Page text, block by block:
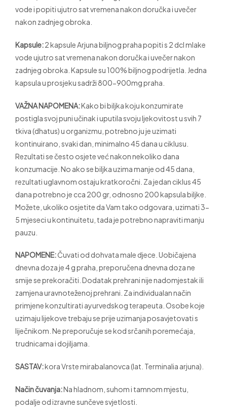
vode i popiti ujutro sat vremena nakon doručka i uvečer
nakon zadnjeg obroka.
Kapsule:2 kapsule Arjuna biljnog praha popiti s 2 dcl mlake
vode ujutro sat vremena nakon doručka i uvečer nakon
zadnjeg obroka. Kapsule su 100% biljnog podrijetla. Jedna
kapsula u prosjeku sadrži 800-900mg praha.
VAŽNA NAPOMENA:Kako bi biljka koju konzumirate
postigla svoj puni učinak i uputila svoju ljekovitost u svih 7
tkiva (dhatus) u organizmu, potrebno ju je uzimati
kontinuirano, svaki dan, minimalno 45 dana u ciklusu.
Rezultati se često osjete već nakon nekoliko dana
konzumacije. No ako se biljka uzima manje od 45 dana,
rezultati uglavnom ostaju kratkoročni. Za jedan ciklus 45
dana potrebno je cca 200 gr, odnosno 200 kapsula biljke.
Možete, ukoliko osjetite da Vam tako odgovara, uzimati 3-
5 mjeseci u kontinuitetu, tada je potrebno napraviti manju
pauzu.
NAPOMENE:Čuvati od dohvata male djece. Uobičajena
dnevna doza je 4 g praha, preporučena dnevna doza ne
smije se prekoračiti. Dodatak prehrani nije nadomjestak ili
zamjena uravnoteženoj prehrani. Za individualan način
primjene konzultirati ayurvedskog terapeuta. Osobe koje
uzimaju lijekove trebaju se prije uzimanja posavjetovati s
liječnikom. Ne preporučuje se kod srčanih poremećaja,
trudnicama i dojiljama.
SASTAV:kora Vrste mirabalanovca (lat. Terminalia arjuna).
Način čuvanja:Na hladnom, suhom i tamnom mjestu,
podalje od izravne sunčeve svjetlosti.